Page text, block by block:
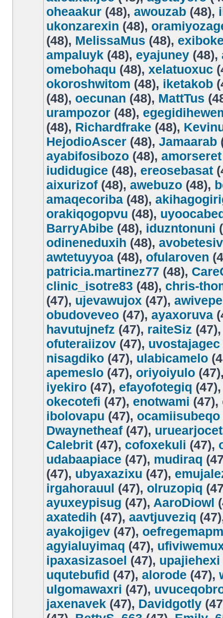
oheaakur (48), awouzab (48),
ukonzarexin (48),
(48), MelissaMus (48),
ampaluyk (48), eyajuney (48),
omebohaqu (48), xelatuoxuc
okoroshwitom (48), iketakob
(48), oecunan (48), MattTus
urampozor (48),
(48), Richardfrake (48),
HejodioAscer (48), Jamaarab
ayabifosibozo (48), amorseret
iudidugice (48), ereosebasat
aixurizof(48), awebuzo (48),
amaqecoriba (48),
orakiqogopvu (48),
BarryAbibe (48), iduzntonuni
odineneduxih (48),
awtetuyyoa (48), ofularoven
patricia.martinez77 (48),
clinic_isotre83 (48), chris-
(47), ujevawujox (47),
obudoveveo (47), ayaxoruva
havutujnefz (47), raiteSiz
ofuteraiizov (47), uvostajagec
nisagdiko (47), ulabicamelo
apemeslo (47), oriyoiyulo
iyekiro (47), efayofotegiq
okecotefi (47), enotwami (47),
ibolovapu (47), ocamiisubeqo
Dwaynetheaf(47),
Calebrit (47), cofoxekuli (47),
udabaapiace (47), mudiraq
(47), ubyaxazixu (47),
irgahorauul (47), olruzopiq
ayuxeypisug (47), AaroDiowl
axatedih (47), aavtjuveziq
ayakojigev (47),
agyialuyimaq (47),
ipaxasizasoel (47), upajiehexi
uqutebufid (47), alorode (47),
ulgomawaxri (47),
jaxenavek (47), Davidgotly